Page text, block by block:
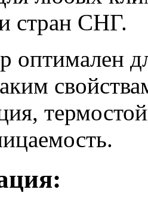
стран СНГ.
оптимален